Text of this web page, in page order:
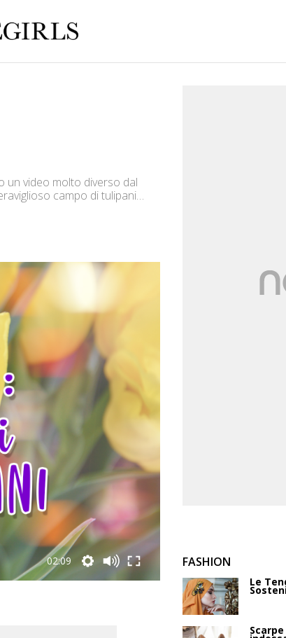
un video molto diverso dal
campo di tulipani
02:09 FASHION
Le